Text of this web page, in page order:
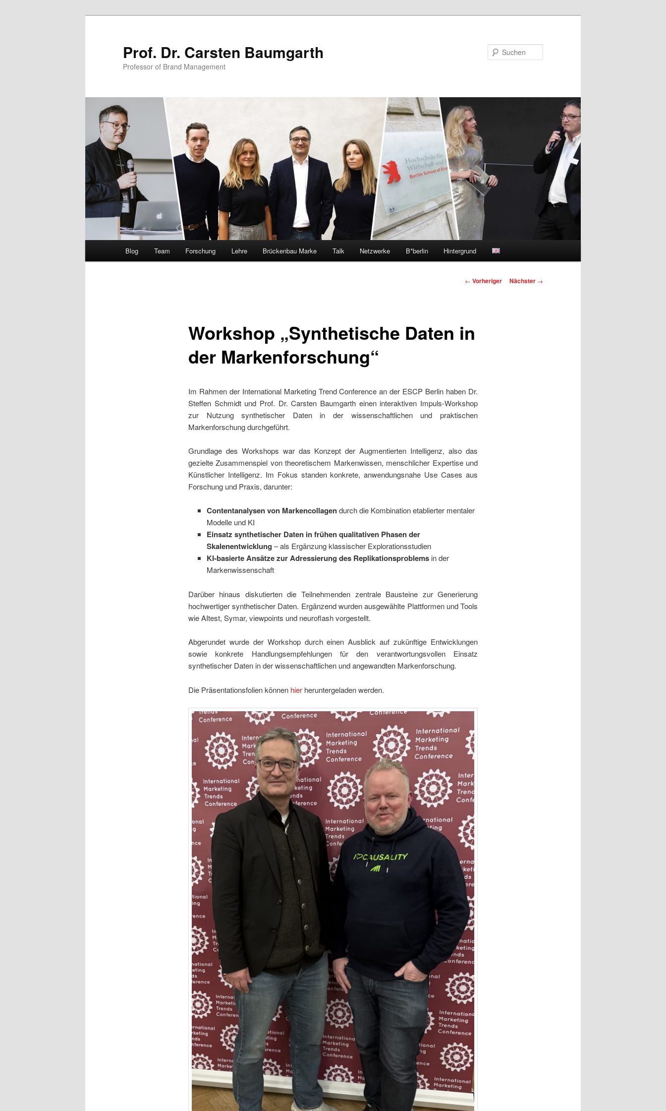
Prof. Dr. Carsten Baumgarth
Professor of Brand Management
Blog Team Forschung Lehre Brückenbau Marke Talk Netzwerke B*berlin Hintergrund
Beitragsnavigation
← Vorheriger Nächster →
Workshop „Synthetische Daten in
der Markenforschung“
Im Rahmen der International Marketing Trend Conference an der ESCP Berlin haben Dr.
Steffen Schmidt und Prof. Dr. Carsten Baumgarth einen interaktiven Impuls-Workshop
zur Nutzung synthetischer Daten in der wissenschaftlichen und praktischen
Markenforschung durchgeführt.
Grundlage des Workshops war das Konzept der Augmentierten Intelligenz, also das
gezielte Zusammenspiel von theoretischem Markenwissen, menschlicher Expertise und
Künstlicher Intelligenz. Im Fokus standen konkrete, anwendungsnahe Use Cases aus
Forschung und Praxis, darunter:
Contentanalysen von Markencollagendurch die Kombination etablierter mentaler
Modelle und KI
Einsatz synthetischer Daten in frühen qualitativen Phasen der
Skalenentwicklung – als Ergänzung klassischer Explorationsstudien
KI-basierte Ansätze zur Adressierung des Replikationsproblems in der
Markenwissenschaft
Darüber hinaus diskutierten die Teilnehmenden zentrale Bausteine zur Generierung
hochwertiger synthetischer Daten. Ergänzend wurden ausgewählte Plattformen und Tools
wie AItest, Symar, viewpoints und neuroflash vorgestellt.
Abgerundet wurde der Workshop durch einen Ausblick auf zukünftige Entwicklungen
sowie konkrete Handlungsempfehlungen für den verantwortungsvollen Einsatz
synthetischer Daten in der wissenschaftlichen und angewandten Markenforschung.
Die Präsentationsfolien können hierheruntergeladen werden.